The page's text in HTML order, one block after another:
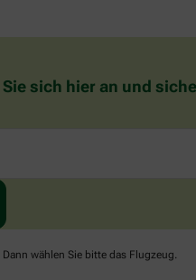
sich hier an und
wählen Sie bitte das Flugzeug